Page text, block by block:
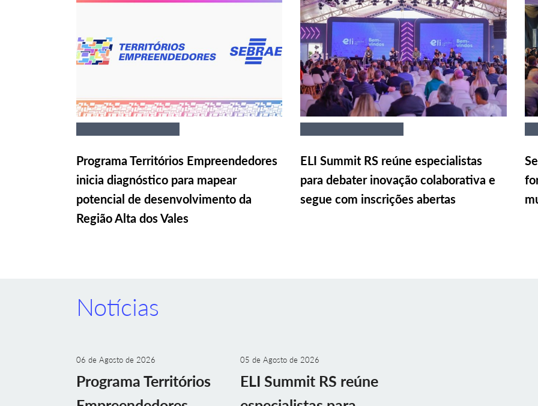
Programa Territórios Empreendedores
inicia diagnóstico para mapear
potencial de desenvolvimento da
Região Alta dos Vales
ELI Summit RS reúne especialistas
para debater inovação colaborativa e
segue com inscrições abertas
Notícias
06 de Agosto de 2026
Programa Territórios
05 de Agosto de 2026
ELI Summit RS reúne